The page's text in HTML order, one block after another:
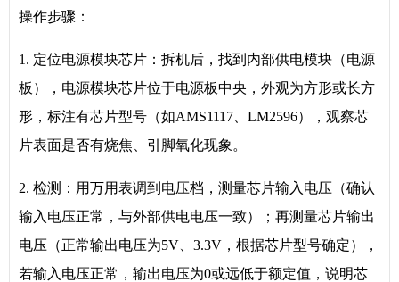
操作步骤：
1. 定位电源模块芯片：拆机后，找到内部供电模块（电源
板），电源模块芯片位于电源板中央，外观为方形或长方
形，标注有芯片型号（如AMS1117、LM2596），观察芯
片表面是否有烧焦、引脚氧化现象。
2. 检测：用万用表调到电压档，测量芯片输入电压（确认
输入电压正常，与外部供电电压一致）；再测量芯片输出
电压（正常输出电压为5V、3.3V，根据芯片型号确定），
若输入电压正常，输出电压为0或远低于额定值，说明芯